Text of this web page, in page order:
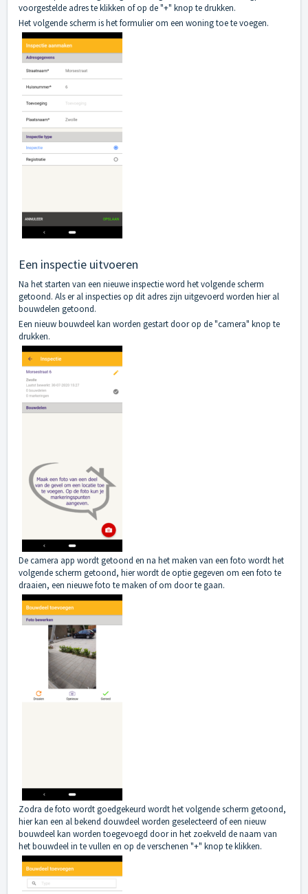
voorgestelde adres te klikken of op de "+" knop te drukken.
Het volgende scherm is het formulier om een woning toe te voegen.
Een inspectie uitvoeren
Na het starten van een nieuwe inspectie word het volgende scherm
getoond. Als er al inspecties op dit adres zijn uitgevoerd worden hier al
bouwdelen getoond.
Een nieuw bouwdeel kan worden gestart door op de "camera" knop te
drukken.
De camera app wordt getoond en na het maken van een foto wordt het
volgende scherm getoond, hier wordt de optie gegeven om een foto te
draaien, een nieuwe foto te maken of om door te gaan.
Zodra de foto wordt goedgekeurd wordt het volgende scherm getoond,
hier kan een al bekend douwdeel worden geselecteerd of een nieuw
bouwdeel kan worden toegevoegd door in het zoekveld de naam van
het bouwdeel in te vullen en op de verschenen "+" knop te klikken.